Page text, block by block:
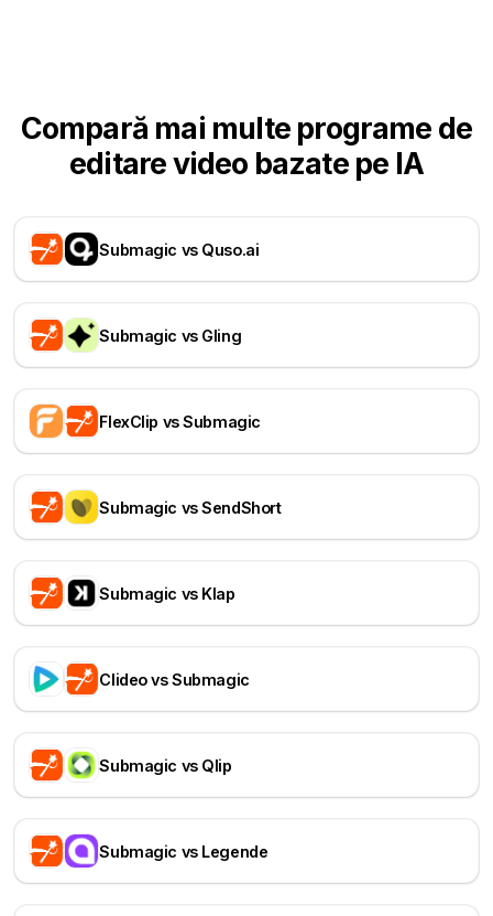
Compară mai multe programe de
editare video bazate pe IA
Submagic vs Quso.ai
Submagic vs Gling
FlexClip vs Submagic
Submagic vs SendShort
Submagic vs Klap
Clideo vs Submagic
Submagic vs Qlip
Submagic vs Legende